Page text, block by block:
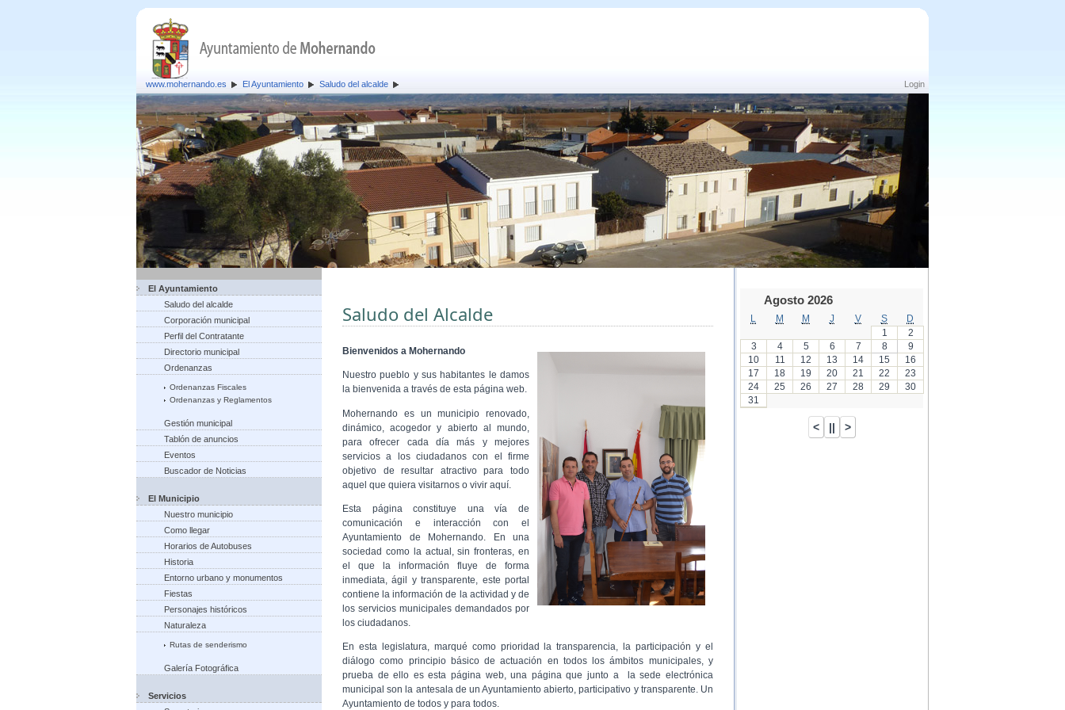
Login
www.mohernando.es El Ayuntamiento Saludo del alcalde
El Ayuntamiento
Saludo del alcalde
Corporación municipal
Perfil del Contratante
Directorio municipal
Ordenanzas
Ordenanzas Fiscales
Ordenanzas y Reglamentos
Gestión municipal
Tablón de anuncios
Eventos
Buscador de Noticias
El Municipio
Nuestro municipio
Como llegar
Horarios de Autobuses
Historia
Entorno urbano y monumentos
Fiestas
Personajes históricos
Naturaleza
Rutas de senderismo
Galería Fotográfica
Servicios
Saludo del Alcalde
Bienvenidos a Mohernando
Nuestro pueblo y sus habitantes le damos
la bienvenida a través de esta página web.
Mohernando es un municipio renovado,
dinámico, acogedor y abierto al mundo,
para ofrecer cada día más y mejores
servicios a los ciudadanos con el firme
objetivo de resultar atractivo para todo
aquel que quiera visitarnos o vivir aquí.
Esta página constituye una vía de
comunicación e interacción con el
Ayuntamiento de Mohernando. En una
sociedad como la actual, sin fronteras, en
el que la información fluye de forma
inmediata, ágil y transparente, este portal
contiene la información de la actividad y de
los servicios municipales demandados por
los ciudadanos.
En esta legislatura, marqué como prioridad la transparencia, la participación y el
diálogo como principio básico de actuación en todos los ámbitos municipales, y
prueba de ello es esta página web, una página que junto a la sede electrónica
municipal son la antesala de un Ayuntamiento abierto, participativo y transparente. Un
Ayuntamiento de todos y para todos.
Agosto 2026
M M J V S
D
1
2
3
4 5 6 7 8
9
10
11 12 13 14 15
16
17
18 19 20 21 22
23
24
25 26 27 28 29
30
31